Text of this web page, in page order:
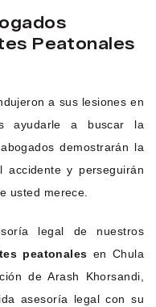
Peatonales
a sus lesiones en
ayudarle a buscar la
demostrarán la
y perseguirán
usted merece.
legal de nuestros
peatonales en Chula
de Arash Khorsandi,
asesoría legal con su